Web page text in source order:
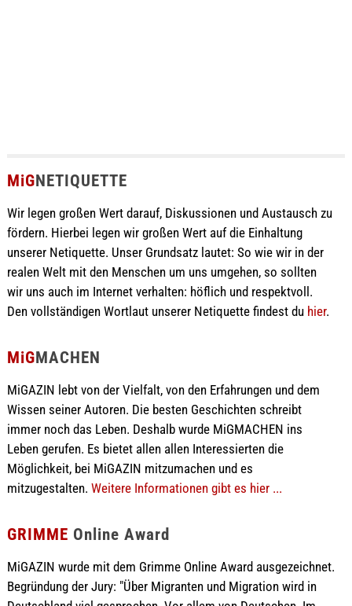
MiGNETIQUETTE
Wir legen großen Wert darauf, Diskussionen und Austausch zu
fördern. Hierbei legen wir großen Wert auf die Einhaltung
unserer Netiquette. Unser Grundsatz lautet: So wie wir in der
realen Welt mit den Menschen um uns umgehen, so sollten
wir uns auch im Internet verhalten: höflich und respektvoll.
Den vollständigen Wortlaut unserer Netiquette findest du hier.
MiGMACHEN
MiGAZIN lebt von der Vielfalt, von den Erfahrungen und dem
Wissen seiner Autoren. Die besten Geschichten schreibt
immer noch das Leben. Deshalb wurde MiGMACHEN ins
Leben gerufen. Es bietet allen allen Interessierten die
Möglichkeit, bei MiGAZIN mitzumachen und es
mitzugestalten. Weitere Informationen gibt es hier ...
GRIMME Online Award
MiGAZIN wurde mit dem Grimme Online Award ausgezeichnet.
Begründung der Jury: "Über Migranten und Migration wird in